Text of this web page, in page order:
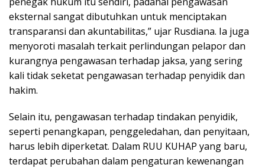
eksternal sangat dibutuhkan untuk menciptakan
transparansi dan akuntabilitas,” ujar Rusdiana. Ia juga
menyoroti masalah terkait perlindungan pelapor dan
kurangnya pengawasan terhadap jaksa, yang sering
kali tidak seketat pengawasan terhadap penyidik dan
hakim.
Selain itu, pengawasan terhadap tindakan penyidik,
seperti penangkapan, penggeledahan, dan penyitaan,
harus lebih diperketat. Dalam RUU KUHAP yang baru,
terdapat perubahan dalam pengaturan kewenangan